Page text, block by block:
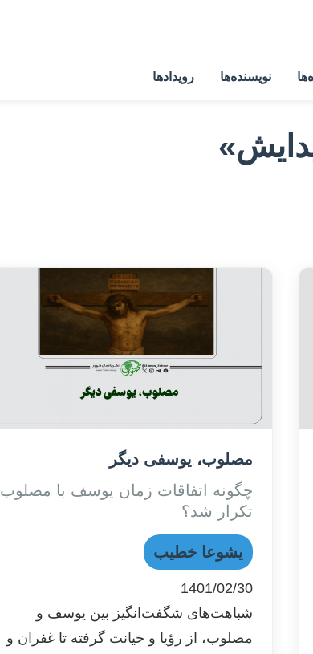
نویسنده‌ها رویدادها
مصلوب، یوسفی دیگر
چگونه اتفاقات زمان یوسف با مصلوب
تکرار شد؟
یشوعا خطیب
1401/02/30
شباهت‌های شگفت‌انگیز بین یوسف و
مصلوب، از رؤیا و خیانت گرفته تا غفران و